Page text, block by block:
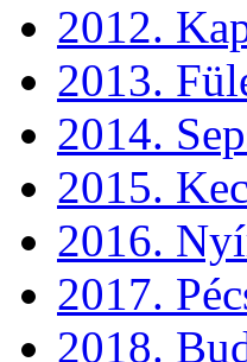
2012.
2013.
2014.
2015.
2016.
2017.
2018.